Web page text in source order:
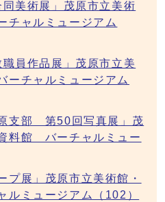
同美術展」茂原市立美術
ャルミュージアム
職員作品展」茂原市立美
チャルミュージアム
支部 第50回写真展」茂
料館 バーチャルミュー
プ展」茂原市立美術館・
ミュージアム（102）